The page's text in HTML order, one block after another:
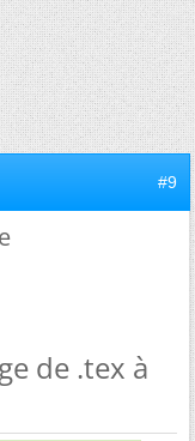
#9
de .tex à